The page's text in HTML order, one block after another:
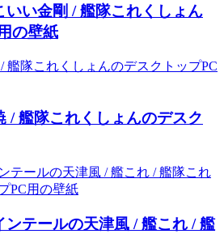
いい金剛 / 艦隊これくしょん
の壁紙
/ 艦隊これくしょんのデスク
テールの天津風 / 艦これ / 艦